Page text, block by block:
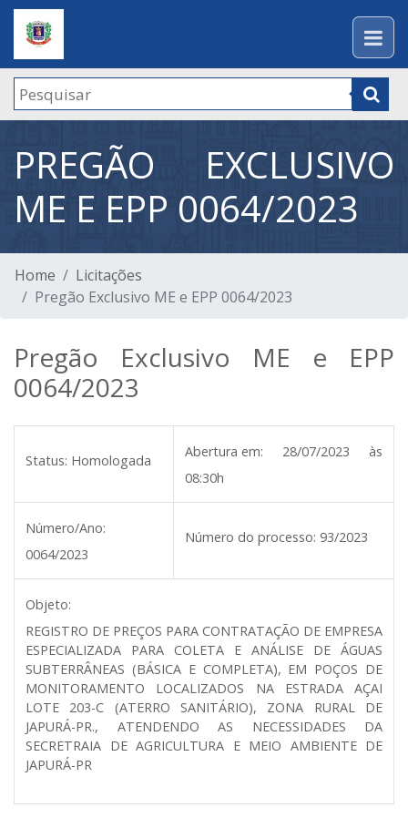
PREGÃO EXCLUSIVO
ME E EPP 0064/2023
Home
Licitações
Pregão Exclusivo ME e EPP 0064/2023
Pregão Exclusivo ME e EPP
0064/2023
Status: Homologada
Abertura em:
28/07/2023 às
08:30h
Número/Ano:
0064/2023
Número do processo: 93/2023
Objeto:
REGISTRO DE PREÇOS PARA CONTRATAÇÃO DE EMPRESA
ESPECIALIZADA PARA COLETA E ANÁLISE DE ÁGUAS
SUBTERRÂNEAS (BÁSICA E COMPLETA), EM POÇOS DE
MONITORAMENTO LOCALIZADOS NA ESTRADA AÇAI
LOTE 203-C (ATERRO SANITÁRIO), ZONA RURAL DE
JAPURÁ-PR., ATENDENDO AS NECESSIDADES DA
SECRETRAIA DE AGRICULTURA E MEIO AMBIENTE DE
JAPURÁ-PR